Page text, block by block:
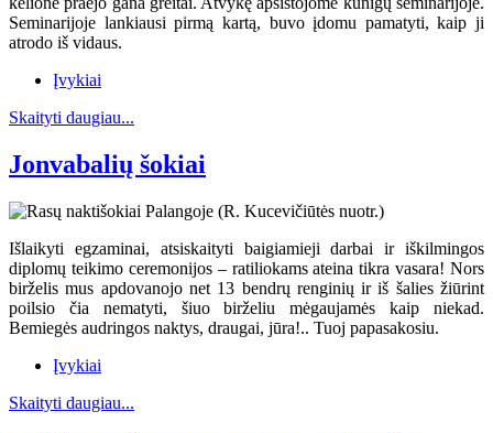
Seminarijoje lankiausi pirmą kartą, buvo įdomu pamatyti, kaip ji
atrodo iš vidaus.
Įvykiai
Skaityti daugiau...
Jonvabalių šokiai
Išlaikyti egzaminai, atsiskaityti baigiamieji darbai ir iškilmingos
diplomų teikimo ceremonijos – ratiliokams ateina tikra vasara! Nors
birželis mus apdovanojo net 13 bendrų renginių ir iš šalies žiūrint
poilsio čia nematyti, šiuo birželiu mėgaujamės kaip niekad.
Bemiegės audringos naktys, draugai, jūra!.. Tuoj papasakosiu.
Įvykiai
Skaityti daugiau...